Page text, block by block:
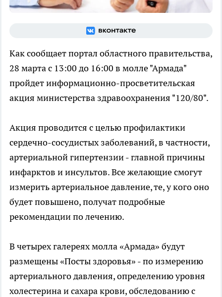
Как сообщает портал областного правительства,
28 марта с 13:00 до 16:00 в молле "Армада"
пройдет информационно-просветительская
акция министерства здравоохранения "120/80".
Акция проводится с целью профилактики
сердечно-сосудистых заболеваний, в частности,
артериальной гипертензии - главной причины
инфарктов и инсультов. Все желающие смогут
измерить артериальное давление, те, у кого оно
будет повышено, получат подробные
рекомендации по лечению.
В четырех галереях молла «Армада» будут
размещены «Посты здоровья» - по измерению
артериального давления, определению уровня
холестерина и сахара крови, обследованию с